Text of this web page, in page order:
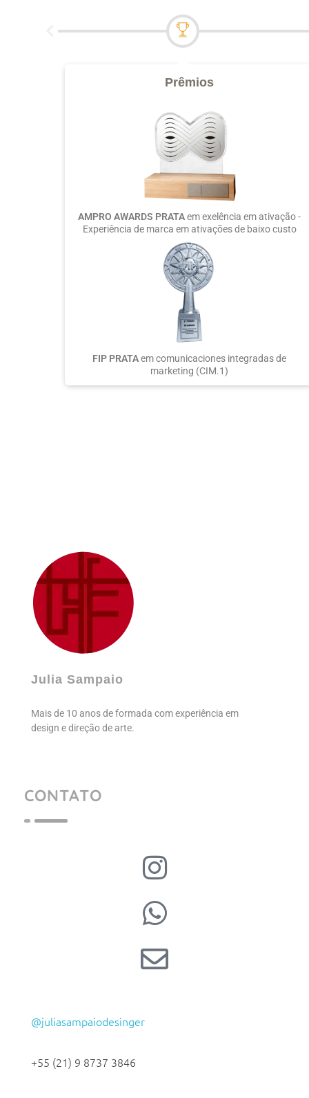
Prêmios
AMPRO AWARDS PRATAem exelência em ativação -
Experiência de marca em ativações de baixo custo
FIP PRATAem comunicaciones integradas de
marketing (CIM.1)
Julia Sampaio
Mais de 10 anos de formada com experiência em
design e direção de arte.
CONTATO
@juliasampaiodesinger
+55 (21) 9 8737 3846